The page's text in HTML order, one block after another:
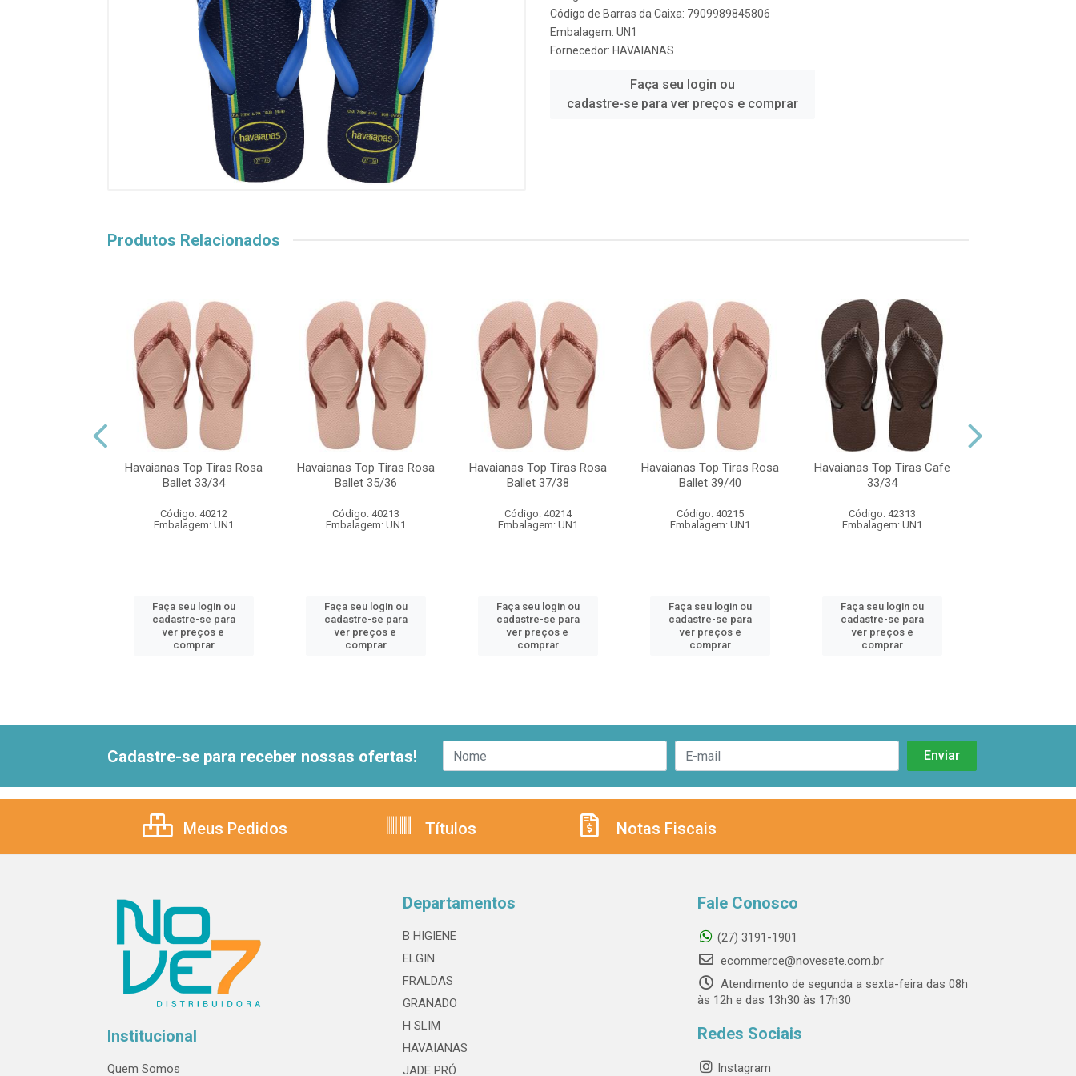
Código de Barras da Caixa: 7909989845806
Embalagem: UN1
Fornecedor: HAVAIANAS
Faça seu login ou
cadastre-se para ver preços e comprar
Produtos Relacionados
Havaianas Top Tiras Rosa
Ballet 33/34
Código: 40212
Embalagem: UN1
Faça seu login ou
cadastre-se para
ver preços e
comprar
Havaianas Top Tiras Rosa
Ballet 35/36
Código: 40213
Embalagem: UN1
Faça seu login ou
cadastre-se para
ver preços e
comprar
Havaianas Top Tiras Rosa
Ballet 37/38
Código: 40214
Embalagem: UN1
Faça seu login ou
cadastre-se para
ver preços e
comprar
Havaianas Top Tiras Rosa
Ballet 39/40
Código: 40215
Embalagem: UN1
Faça seu login ou
cadastre-se para
ver preços e
comprar
Havaianas Top Tiras Cafe
33/34
Código: 42313
Embalagem: UN1
Faça seu login ou
cadastre-se para
ver preços e
comprar
Cadastre-se para receber nossas ofertas!
Meus Pedidos Títulos Notas Fiscais
Institucional
Quem Somos
Departamentos
B HIGIENE
ELGIN
FRALDAS
GRANADO
H SLIM
HAVAIANAS
JADE PRÓ
Fale Conosco
(27) 3191-1901
ecommerce@novesete.com.br
Atendimento de segunda a sexta-feira das 08h
às 12h e das 13h30 às 17h30
Redes Sociais
Instagram